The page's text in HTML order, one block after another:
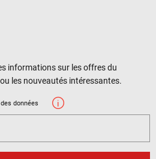
informations sur les offres du
les nouveautés intéressantes.
données